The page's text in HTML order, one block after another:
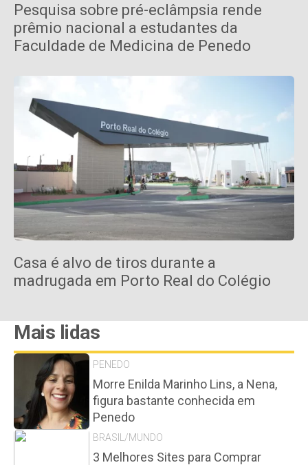
Pesquisa sobre pré-eclâmpsia rende
prêmio nacional a estudantes da
Faculdade de Medicina de Penedo
Casa é alvo de tiros durante a
madrugada em Porto Real do Colégio
Mais lidas
PENEDO
Morre Enilda Marinho Lins, a Nena,
figura bastante conhecida em
Penedo
BRASIL/MUNDO
3 Melhores Sites para Comprar